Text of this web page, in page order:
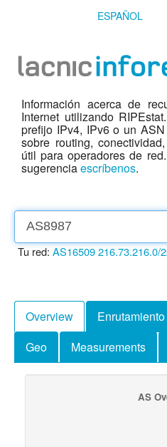
ESPAÑOL
Información acerca de
Internet utilizando
prefijo IPv4, IPv6 o un
sobre routing,
útil para operadores de
sugerenciaescríbenos.
Tu red: AS16509216.73.216.0/
Overview Enrutamiento
Geo
Measurements
AS